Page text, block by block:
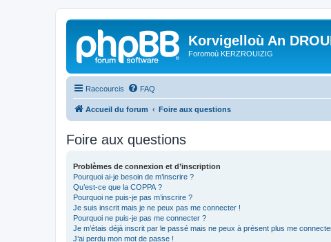
Korvigelloù An
Foromoù KERZROUIZIG
Raccourcis FAQ
Accueil du forum Foire aux questions
Foire aux questions
Problèmes de connexion et d’inscription
Pourquoi ai-je besoin de m’inscrire ?
Qu’est-ce que la COPPA ?
Pourquoi ne puis-je pas m’inscrire ?
Je suis inscrit mais je ne peux pas me connecter !
Pourquoi ne puis-je pas me connecter ?
Je m’étais déjà inscrit par le passé mais ne peux à présent plus me
J’ai perdu mon mot de passe !